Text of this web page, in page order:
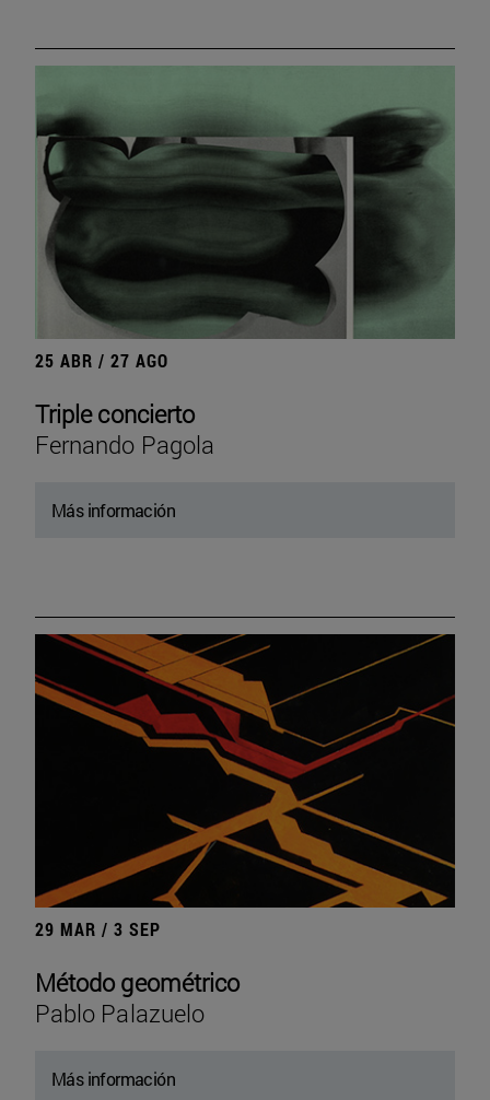
25 ABR / 27 AGO
Triple concierto
Fernando Pagola
Más información
29 MAR / 3 SEP
Método geométrico
Pablo Palazuelo
Más información